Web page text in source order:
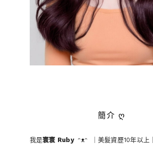
簡介 ღ
我是寰寰 Rubyᵔᴥᵔ ｜美髮資歷10年以上｜